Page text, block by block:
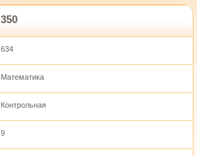
350
634
Математика
Контрольная
9